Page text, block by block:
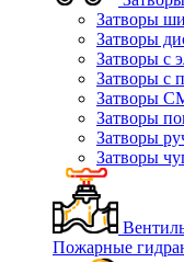
Затворы
Затворы
Затворы с
Затворы с
Затворы
Затворы
Затворы
Затворы
Пожарные